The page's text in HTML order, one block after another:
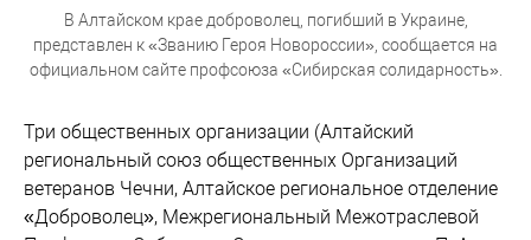
В Алтайском крае доброволец, погибший в Украине,
представлен к «Званию Героя Новороссии», сообщается на
официальном сайте профсоюза «Сибирская солидарность».
Три общественных организации (Алтайский
региональный союз общественных Организаций
ветеранов Чечни, Алтайское региональное отделение
«Доброволец», Межрегиональный Межотраслевой